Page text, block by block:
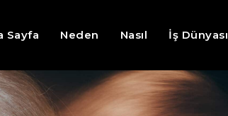
Sayfa Neden Nasıl İş Dünyası